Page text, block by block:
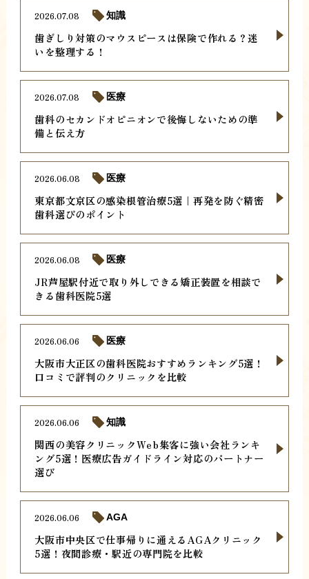
歯ぎしり対策のマウスピースは保険で作れる？迷
いを整理する！
2026.07.08 知識
歯科のセカンドオピニオンで後悔しないための準
備と伝え方
2026.07.08 医療
東京都文京区の感染根管治療5選｜再発を防ぐ精密
歯科選びのポイント
2026.06.08 医療
JR芦屋駅付近で取り外しできる矯正装置を相談で
きる歯科医院5選
2026.06.08 医療
大阪市大正区の歯科医院おすすめランキング5選！
口コミで評判のクリニックを比較
2026.06.06 医療
関西の美容クリニックWeb集客に強い会社ランキ
ング5選！医療広告ガイドライン対応のパートナー
選び
2026.06.06 知識
大阪市中央区で仕事帰りに通えるAGAクリニック
5選！夜間診療・駅近の専門院を比較
2026.06.06 AGA